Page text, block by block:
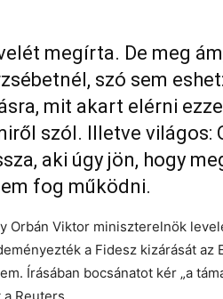
megírta. De meg
szó sem
mit akart elérni
szól. Illetve világos:
aki úgy jön, hogy
fog működni.
Orbán Viktor miniszterelnök
a Fidesz kizárását az
Írásában bocsánatot kér „a